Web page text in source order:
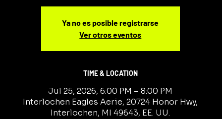
Ya no es posible registrarse
Ver otros eventos
TIME & LOCATION
Jul 25, 2026, 6:00 PM – 8:00 PM
Interlochen Eagles Aerie, 20724 Honor Hwy,
Interlochen, MI 49643, EE. UU.